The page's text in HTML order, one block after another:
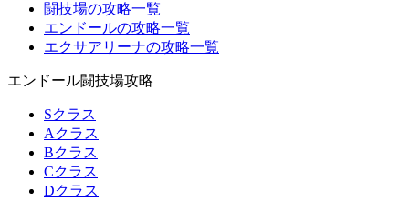
闘技場の攻略一覧
エンドールの攻略一覧
エクサアリーナの攻略一覧
エンドール闘技場攻略
Sクラス
Aクラス
Bクラス
Cクラス
Dクラス